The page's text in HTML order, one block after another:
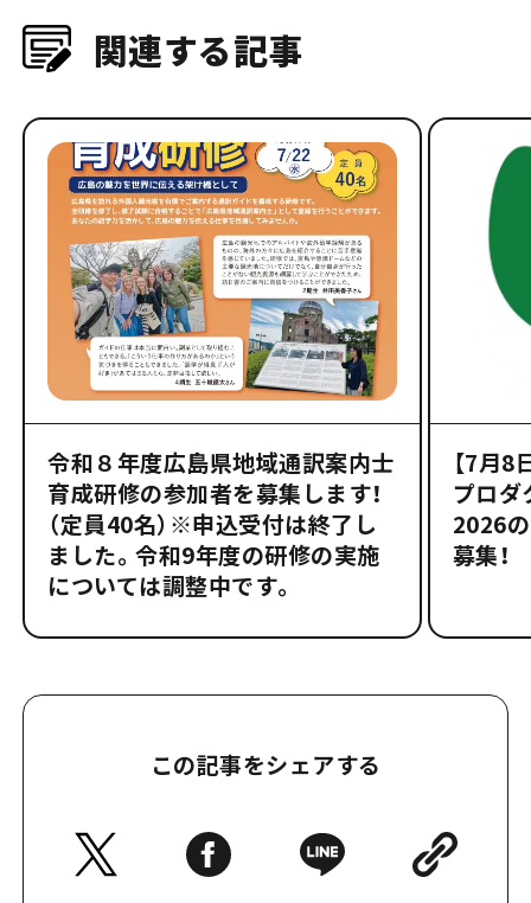
関連する記事
令和８年度広島県地域通訳案内士
育成研修の参加者を募集します！
（定員40名）※申込受付は終了し
ました。令和9年度の研修の実施
については調整中です。
【7月
プロダ
2026
募集！
この記事をシェアする